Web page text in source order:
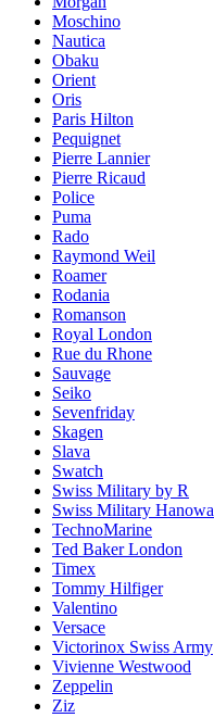
Moschino
Nautica
Obaku
Orient
Oris
Paris Hilton
Pequignet
Pierre Lannier
Pierre Ricaud
Police
Puma
Rado
Raymond Weil
Roamer
Rodania
Romanson
Royal London
Rue du Rhone
Sauvage
Seiko
Sevenfriday
Skagen
Slava
Swatch
Swiss Military by R
Swiss Military Hanowa
TechnoMarine
Ted Baker London
Timex
Tommy Hilfiger
Valentino
Versace
Victorinox Swiss Army
Vivienne Westwood
Zeppelin
Ziz